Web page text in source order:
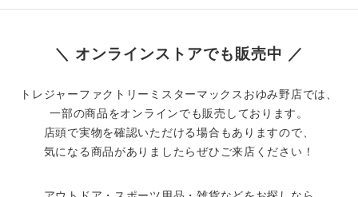
＼ オンラインストアでも販売中 ／
トレジャーファクトリーミスターマックスおゆみ野店では、
一部の商品をオンラインでも販売しております。
店頭で実物を確認いただける場合もありますので、
気になる商品がありましたらぜひご来店ください！